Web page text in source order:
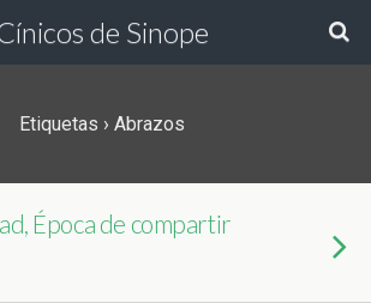
de Sinope
Etiquetas › Abrazos
Época de compartir